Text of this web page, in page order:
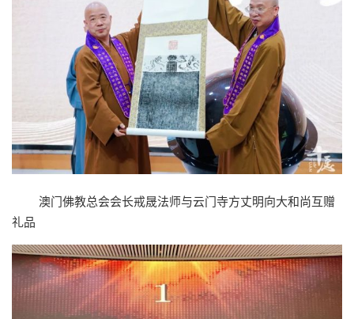
澳门佛教总会会长戒晟法师与云门寺方丈明向大和尚互赠
礼品